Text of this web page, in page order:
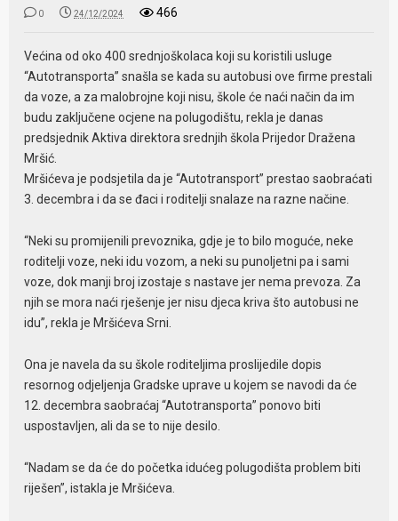
0 24/12/2024 466
Većina od oko 400 srednjoškolaca koji su koristili usluge
“Autotransporta” snašla se kada su autobusi ove firme prestali
da voze, a za malobrojne koji nisu, škole će naći način da im
budu zaključene ocjene na polugodištu, rekla je danas
predsjednik Aktiva direktora srednjih škola Prijedor Dražena
Mršić.
Mršićeva je podsjetila da je “Autotransport” prestao saobraćati
3. decembra i da se đaci i roditelji snalaze na razne načine.
“Neki su promijenili prevoznika, gdje je to bilo moguće, neke
roditelji voze, neki idu vozom, a neki su punoljetni pa i sami
voze, dok manji broj izostaje s nastave jer nema prevoza. Za
njih se mora naći rješenje jer nisu djeca kriva što autobusi ne
idu”, rekla je Mršićeva Srni.
Ona je navela da su škole roditeljima proslijedile dopis
resornog odjeljenja Gradske uprave u kojem se navodi da će
12. decembra saobraćaj “Autotransporta” ponovo biti
uspostavljen, ali da se to nije desilo.
“Nadam se da će do početka idućeg polugodišta problem biti
riješen”, istakla je Mršićeva.